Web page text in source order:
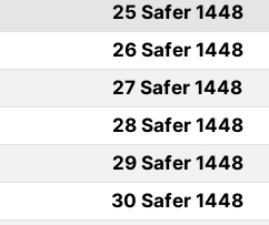
25 Safer 1448
26 Safer 1448
27 Safer 1448
28 Safer 1448
29 Safer 1448
30 Safer 1448